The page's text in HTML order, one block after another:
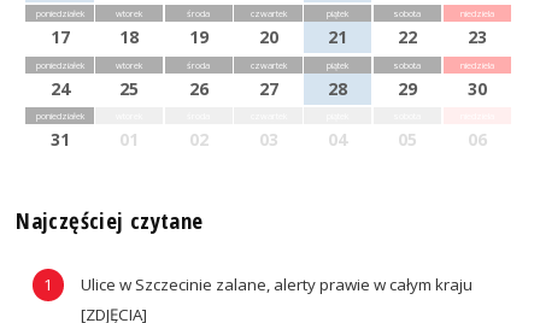
poniedziałek
17
wtorek
18
środa
19
czwartek
20
piątek
21
sobota
22
niedziela
23
poniedziałek
24
wtorek
25
środa
26
czwartek
27
piątek
28
sobota
29
niedziela
30
poniedziałek
31 01 02 03 04 05 06
Najczęściej czytane
Ulice w Szczecinie zalane, alerty prawie w całym kraju
[ZDJĘCIA]